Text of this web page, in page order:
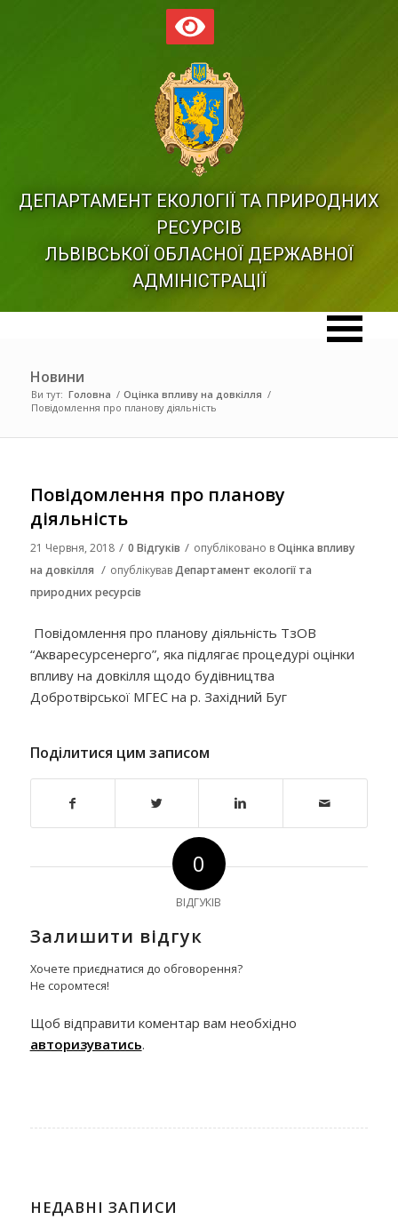
ДЕПАРТАМЕНТ ЕКОЛОГІЇ ТА ПРИРОДНИХ
РЕСУРСІВ
ЛЬВІВСЬКОЇ ОБЛАСНОЇ ДЕРЖАВНОЇ
АДМІНІСТРАЦІЇ
Новини
Ви тут: Головна / Оцінка впливу на довкілля /
Повідомлення про планову діяльність
Повідомлення про планову
діяльність
21 Червня, 2018 / 0 Відгуків / опубліковано вОцінка впливу
на довкілля / опублікувавДепартамент екології та
природних ресурсів
Повідомлення про планову діяльність ТзОВ
“Акваресурсенерго”, яка підлягає процедурі оцінки
впливу на довкілля щодо будівництва
Добротвірської МГЕС на р. Західний Буг
Поділитися цим записом
0
ВІДГУКІВ
Залишити відгук
Хочете приєднатися до обговорення?
Не соромтеся!
Щоб відправити коментар вам необхідно
авторизуватись.
НЕДАВНІ ЗАПИСИ